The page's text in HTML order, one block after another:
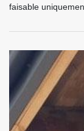
faisable